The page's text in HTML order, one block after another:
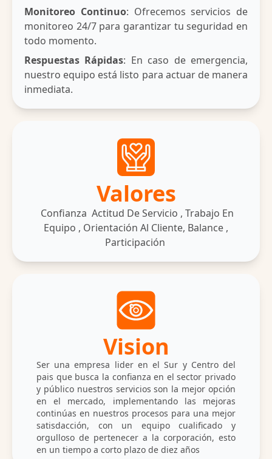
Monitoreo Continuo: Ofrecemos servicios de
monitoreo 24/7 para garantizar tu seguridad en
todo momento.
Respuestas Rápidas: En caso de emergencia,
nuestro equipo está listo para actuar de manera
inmediata.
Valores
Confianza Actitud De Servicio , Trabajo En
Equipo , Orientación Al Cliente, Balance ,
Participación
Vision
Ser una empresa lider en el Sur y Centro del
pais que busca la confianza en el sector privado
y público nuestros servicios son la mejor opción
en el mercado, implementando las mejoras
continúas en nuestros procesos para una mejor
satisdacción, con un equipo cualificado y
orgulloso de pertenecer a la corporación, esto
en un tiempo a corto plazo de diez años